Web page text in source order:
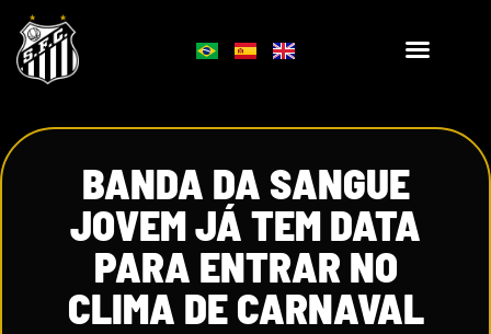
BANDA DA SANGUE
JOVEM JÁ TEM DATA
PARA ENTRAR NO
CLIMA DE CARNAVAL